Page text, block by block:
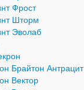
Фрост
Шторм
Эволаб
Брайтон Антрацит
Вектор